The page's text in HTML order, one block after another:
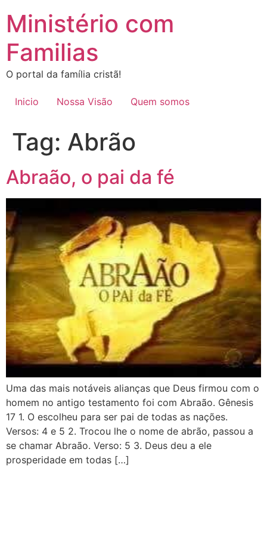
para
conteúdo
Ministério com
Familias
O portal da família cristã!
Inicio Nossa Visão Quem somos
Tag: Abrão
Abraão, o pai da fé
Uma das mais notáveis alianças que Deus firmou com o
homem no antigo testamento foi com Abraão. Gênesis
17 1. O escolheu para ser pai de todas as nações.
Versos: 4 e 5 2. Trocou lhe o nome de abrão, passou a
se chamar Abraão. Verso: 5 3. Deus deu a ele
prosperidade em todas […]